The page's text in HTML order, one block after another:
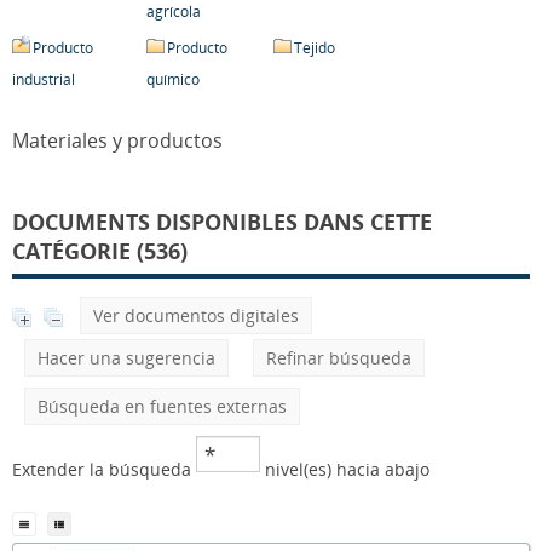
agrícola
Producto
industrial
Producto
químico
Tejido
Materiales y productos
DOCUMENTS DISPONIBLES DANS CETTE
CATÉGORIE (536)
Ver documentos digitales
Hacer una sugerencia
Refinar búsqueda
Búsqueda en fuentes externas
Extender la búsqueda nivel(es) hacia abajo